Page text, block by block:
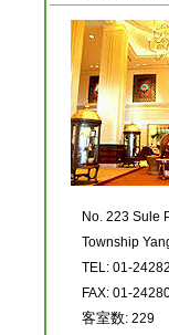
No. 223 Sule
Township
TEL: 01-
FAX: 01-
客室数: 229